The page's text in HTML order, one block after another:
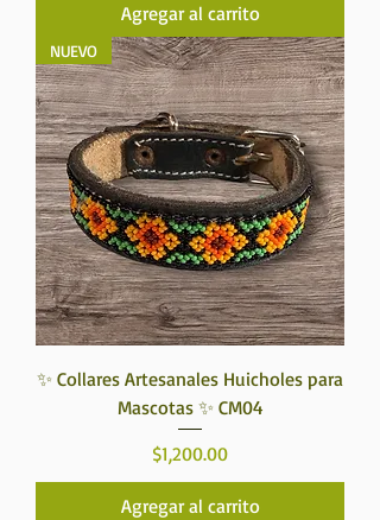
Agregar al carrito
NUEVO
✨ Collares Artesanales Huicholes para
Mascotas ✨ CM04
Precio
$1,200.00
Agregar al carrito